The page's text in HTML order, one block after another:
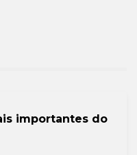
importantes do